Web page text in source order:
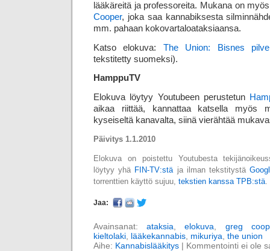
lääkäreitä ja professoreita. Mukana on
Cooper, joka saa kannabiksesta
mm. pahaan koko­vartalo­ataksiaansa.
Katso elokuva: The Union: Bisnes
tekstitetty suomeksi).
HamppuTV
Elokuva löytyy Youtubeen perustetun
aikaa riittää, kannattaa katsella myös
kyseiseltä kanavalta, siinä vierähtää
Päivitys 1.1.2010
Elokuva on poistettu Youtubesta
löytyy yhä FIN-TV:stäja ilman tekstitystä
torrenttien käyttö sujuu, tekstien kanssa TPB:stä.
Jaa:
Avainsanat:ataksia ,elokuva
greg
kieltolaki lääkekannabis mikuriya the union
Aihe: Kannabislääkitys | Kommentointi ei ole